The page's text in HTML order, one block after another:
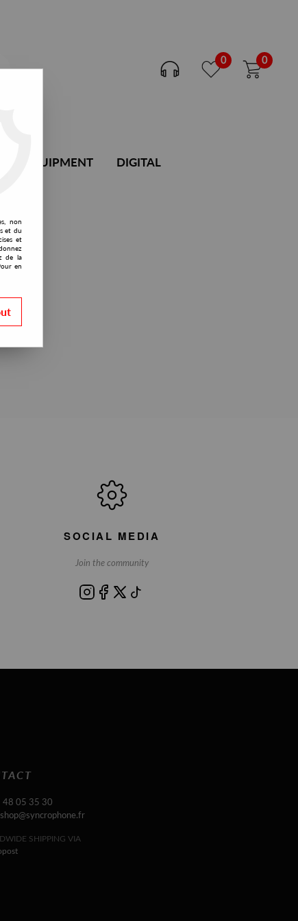
0 0
DJ EQUIPMENT DIGITAL
SOCIAL MEDIA
Join the community
48 05 35 30
shop@syncrophone.fr
SHIPPING VIA
non
et du
et
de la
en